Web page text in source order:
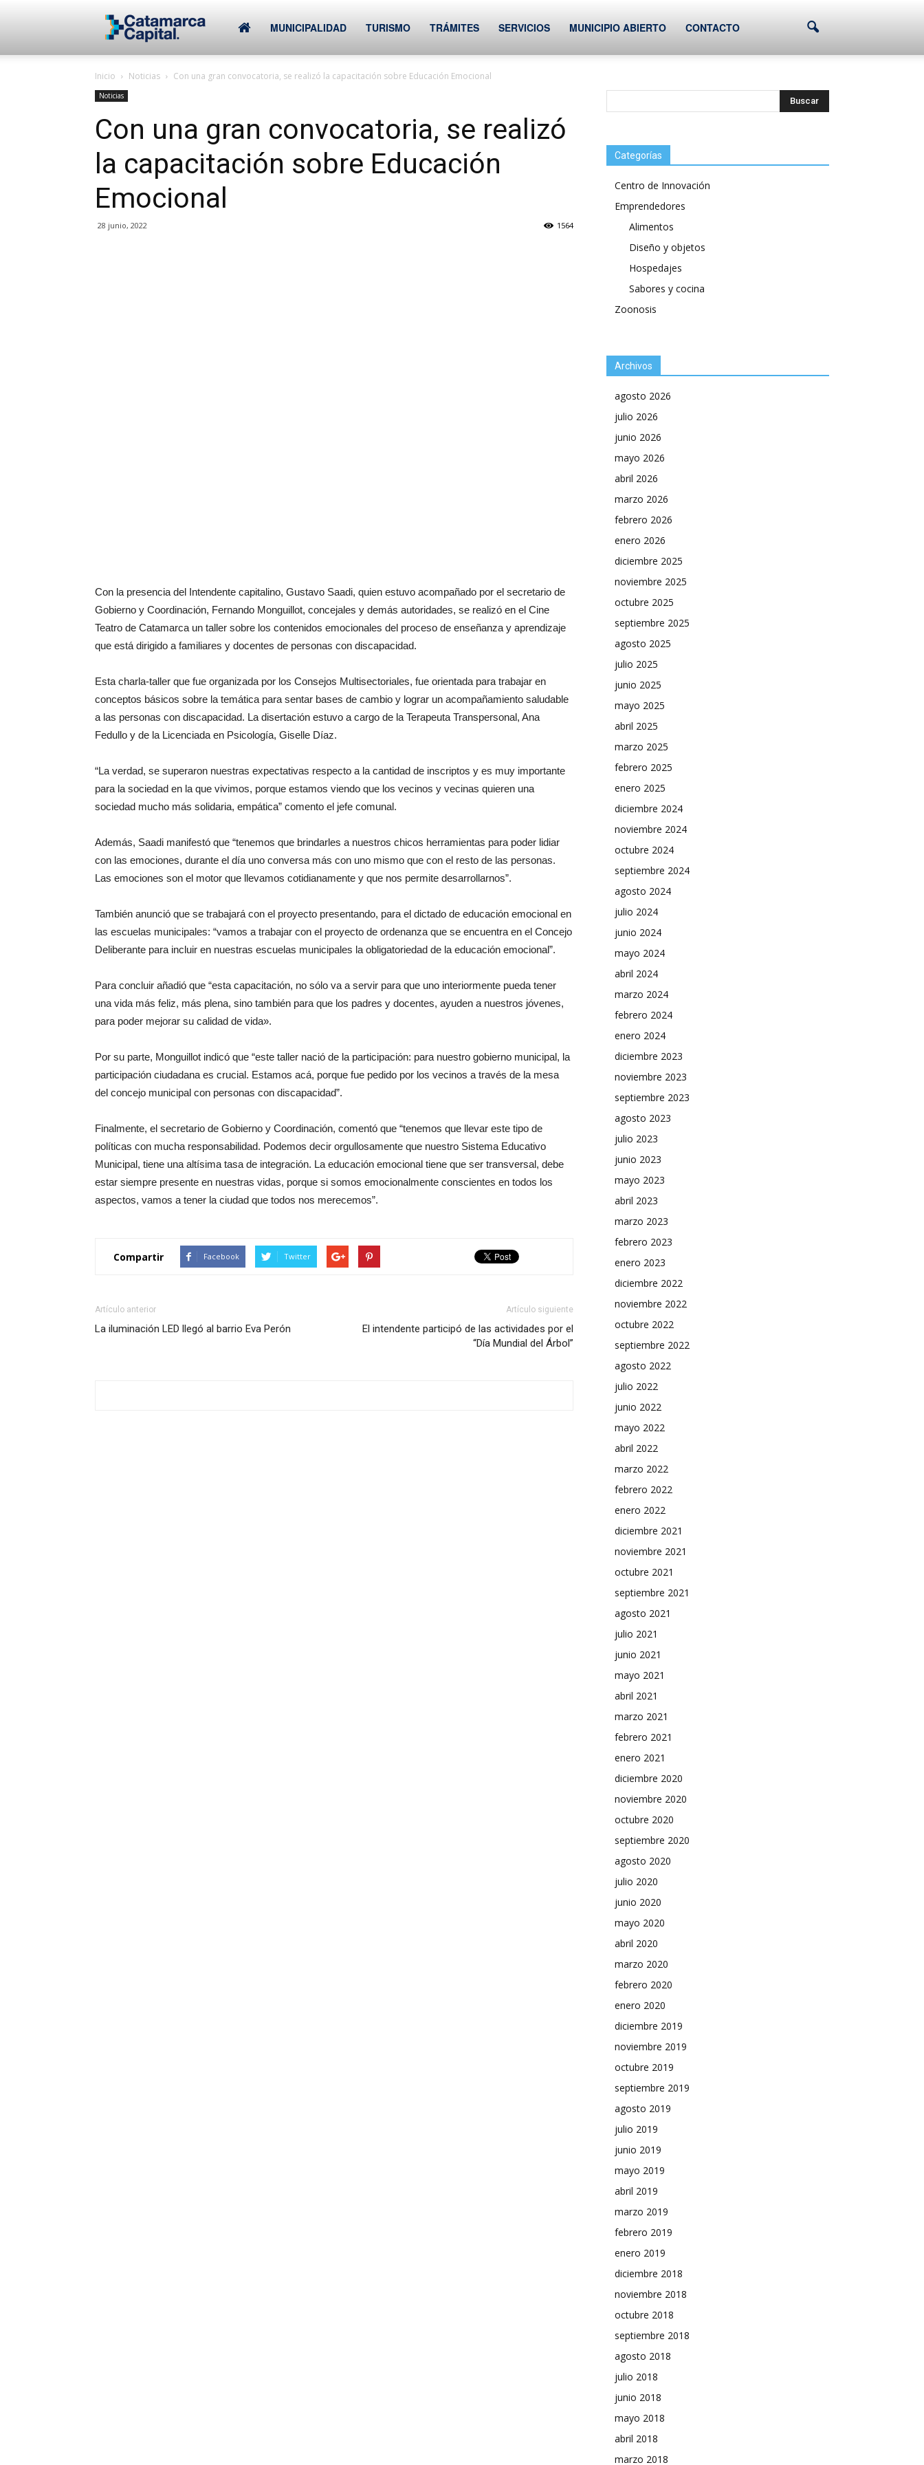
Municipalidad
de
MUNICIPALIDAD TURISMO TRÁMITES SERVICIOS MUNICIPIO ABIERTO CONTACTO
Inicio Noticias Con una gran convocatoria, se realizó la capacitación sobre Educación Emocional
Noticias
Con una gran convocatoria, se realizó
la capacitación sobre Educación
Emocional
28 junio, 2022 1564
Con la presencia del Intendente capitalino, Gustavo Saadi, quien estuvo acompañado por el secretario de
Gobierno y Coordinación, Fernando Monguillot, concejales y demás autoridades, se realizó en el Cine
Teatro de Catamarca un taller sobre los contenidos emocionales del proceso de enseñanza y aprendizaje
que está dirigido a familiares y docentes de personas con discapacidad.
Esta charla-taller que fue organizada por los Consejos Multisectoriales, fue orientada para trabajar en
conceptos básicos sobre la temática para sentar bases de cambio y lograr un acompañamiento saludable
a las personas con discapacidad. La disertación estuvo a cargo de la Terapeuta Transpersonal, Ana
Fedullo y de la Licenciada en Psicología, Giselle Díaz.
“La verdad, se superaron nuestras expectativas respecto a la cantidad de inscriptos y es muy importante
para la sociedad en la que vivimos, porque estamos viendo que los vecinos y vecinas quieren una
sociedad mucho más solidaria, empática” comento el jefe comunal.
Además, Saadi manifestó que “tenemos que brindarles a nuestros chicos herramientas para poder lidiar
con las emociones, durante el día uno conversa más con uno mismo que con el resto de las personas.
Las emociones son el motor que llevamos cotidianamente y que nos permite desarrollarnos”.
También anunció que se trabajará con el proyecto presentando, para el dictado de educación emocional en
las escuelas municipales: “vamos a trabajar con el proyecto de ordenanza que se encuentra en el Concejo
Deliberante para incluir en nuestras escuelas municipales la obligatoriedad de la educación emocional”.
Para concluir añadió que “esta capacitación, no sólo va a servir para que uno interiormente pueda tener
una vida más feliz, más plena, sino también para que los padres y docentes, ayuden a nuestros jóvenes,
para poder mejorar su calidad de vida».
Por su parte, Monguillot indicó que “este taller nació de la participación: para nuestro gobierno municipal, la
participación ciudadana es crucial. Estamos acá, porque fue pedido por los vecinos a través de la mesa
del concejo municipal con personas con discapacidad”.
Finalmente, el secretario de Gobierno y Coordinación, comentó que “tenemos que llevar este tipo de
políticas con mucha responsabilidad. Podemos decir orgullosamente que nuestro Sistema Educativo
Municipal, tiene una altísima tasa de integración. La educación emocional tiene que ser transversal, debe
estar siempre presente en nuestras vidas, porque si somos emocionalmente conscientes en todos los
aspectos, vamos a tener la ciudad que todos nos merecemos”.
Compartir Facebook Twitter
Artículo anterior
La iluminación LED llegó al barrio Eva Perón
Artículo siguiente
El intendente participó de las actividades por el
“Día Mundial del Árbol”
Categorías
Centro de Innovación
Emprendedores
Alimentos
Diseño y objetos
Hospedajes
Sabores y cocina
Zoonosis
Archivos
agosto 2026
julio 2026
junio 2026
mayo 2026
abril 2026
marzo 2026
febrero 2026
enero 2026
diciembre 2025
noviembre 2025
octubre 2025
septiembre 2025
agosto 2025
julio 2025
junio 2025
mayo 2025
abril 2025
marzo 2025
febrero 2025
enero 2025
diciembre 2024
noviembre 2024
octubre 2024
septiembre 2024
agosto 2024
julio 2024
junio 2024
mayo 2024
abril 2024
marzo 2024
febrero 2024
enero 2024
diciembre 2023
noviembre 2023
septiembre 2023
agosto 2023
julio 2023
junio 2023
mayo 2023
abril 2023
marzo 2023
febrero 2023
enero 2023
diciembre 2022
noviembre 2022
octubre 2022
septiembre 2022
agosto 2022
julio 2022
junio 2022
mayo 2022
abril 2022
marzo 2022
febrero 2022
enero 2022
diciembre 2021
noviembre 2021
octubre 2021
septiembre 2021
agosto 2021
julio 2021
junio 2021
mayo 2021
abril 2021
marzo 2021
febrero 2021
enero 2021
diciembre 2020
noviembre 2020
octubre 2020
septiembre 2020
agosto 2020
julio 2020
junio 2020
mayo 2020
abril 2020
marzo 2020
febrero 2020
enero 2020
diciembre 2019
noviembre 2019
octubre 2019
septiembre 2019
agosto 2019
julio 2019
junio 2019
mayo 2019
abril 2019
marzo 2019
febrero 2019
enero 2019
diciembre 2018
noviembre 2018
octubre 2018
septiembre 2018
agosto 2018
julio 2018
junio 2018
mayo 2018
abril 2018
marzo 2018